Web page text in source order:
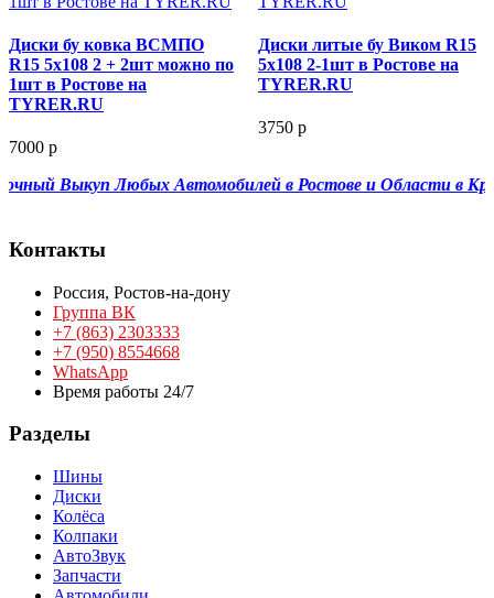
Диски бу ковка ВСМПО
R15 5x108 2 + 2шт можно по
1шт в Ростове на
TYRER.RU
7000 р
Диски литые бу Виком R15
5x108 2-1шт в Ростове на
TYRER.RU
3750 р
Выкуп Любых Автомобилей в Ростове и Области в
Контакты
Россия, Ростов-на-дону
Группа ВК
+7 (863) 2303333
+7 (950) 8554668
WhatsApp
Время работы 24/7
Разделы
Шины
Диски
Колёса
Колпаки
АвтоЗвук
Запчасти